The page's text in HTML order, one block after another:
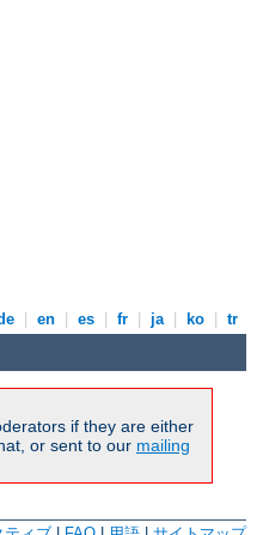
en es fr ja ko tr
if they are either
or sent to our mailing